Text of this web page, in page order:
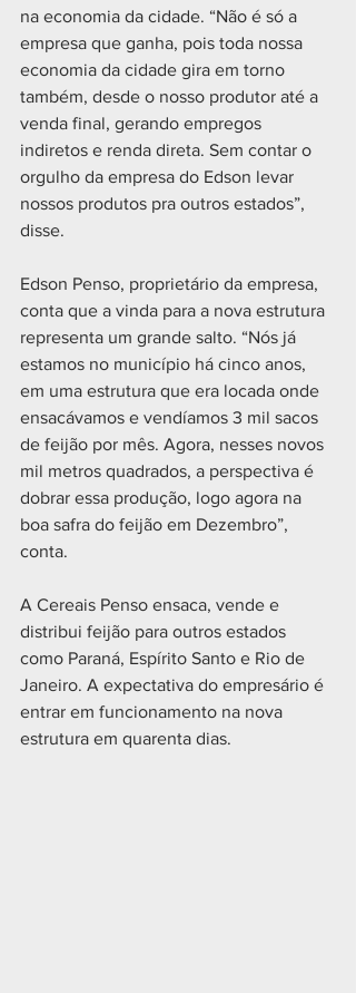
na economia da cidade. “Não é só a
empresa que ganha, pois toda nossa
economia da cidade gira em torno
também, desde o nosso produtor até a
venda final, gerando empregos
indiretos e renda direta. Sem contar o
orgulho da empresa do Edson levar
nossos produtos pra outros estados”,
disse.
Edson Penso, proprietário da empresa,
conta que a vinda para a nova estrutura
representa um grande salto. “Nós já
estamos no município há cinco anos,
em uma estrutura que era locada onde
ensacávamos e vendíamos 3 mil sacos
de feijão por mês. Agora, nesses novos
mil metros quadrados, a perspectiva é
dobrar essa produção, logo agora na
boa safra do feijão em Dezembro”,
conta.
A Cereais Penso ensaca, vende e
distribui feijão para outros estados
como Paraná, Espírito Santo e Rio de
Janeiro. A expectativa do empresário é
entrar em funcionamento na nova
estrutura em quarenta dias.